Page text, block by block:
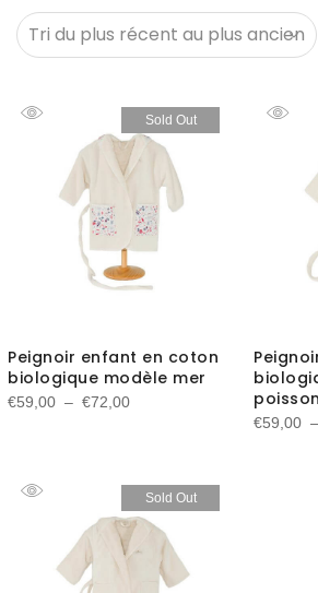
Sold Out
Peignoir enfant en coton
biologique modèle mer
€59,00 – €72,00Plage
€72,00
poisson
€59,00 –
Sold Out